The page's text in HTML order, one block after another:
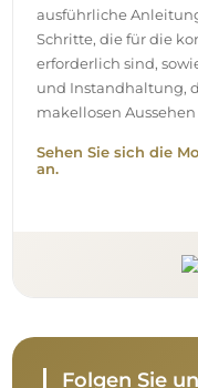
ausführliche
Schritte, die für die
erforderlich sind,
und Instandhaltung,
makellosen
Sehen Sie sich die
an.
Folgen Sie